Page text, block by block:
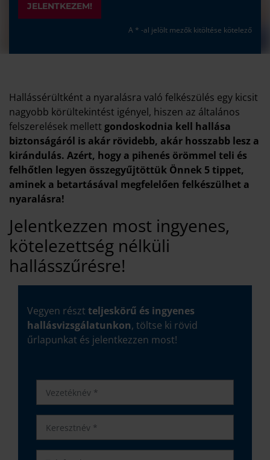
JELENTKEZEM!
A * -al jelölt mezők kitöltése kötelező
Hallássérültként a nyaralásra való felkészülés egy kicsit
nagyobb körültekintést igényel, hiszen az általános
felszerelések mellett gondoskodnia kell hallása
biztonságáról is akár rövidebb, akár hosszabb lesz a
kirándulás. Azért, hogy a pihenés örömmel teli és
felhőtlen legyen összegyűjtöttük Önnek 5 tippet,
aminek a betartásával megfelelően felkészülhet a
nyaralásra!
Jelentkezzen most ingyenes,
kötelezettség nélküli
hallásszűrésre!
Vegyen részt teljeskörű és ingyenes
hallásvizsgálatunkon, töltse ki rövid
űrlapunkat és jelentkezzen most!